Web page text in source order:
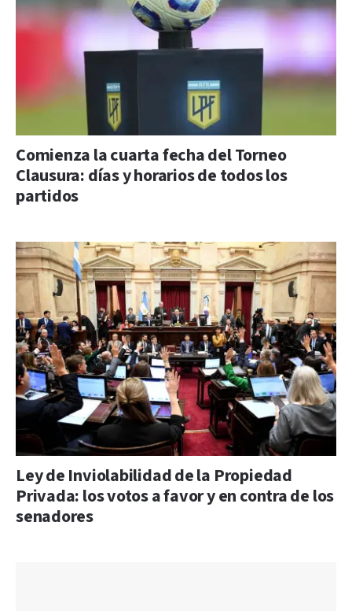
Comienza la cuarta fecha del Torneo
Clausura: días y horarios de todos los
partidos
Ley de Inviolabilidad de la Propiedad
Privada: los votos a favor y en contra de los
senadores